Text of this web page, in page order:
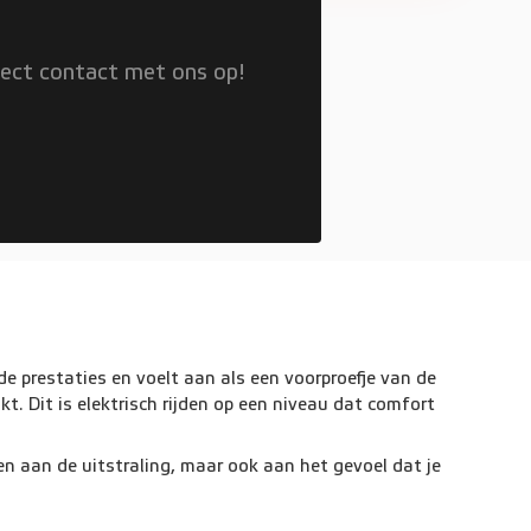
contact met ons op!
prestaties en voelt aan als een voorproefje van de
Dit is elektrisch rijden op een niveau dat comfort
aan de uitstraling, maar ook aan het gevoel dat je